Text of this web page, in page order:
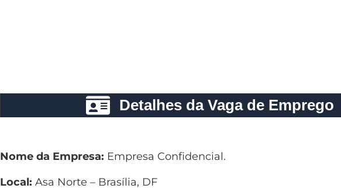
Detalhes da Vaga de Emprego
Nome da Empresa: Empresa Confidencial.
Local: Asa Norte – Brasília, DF